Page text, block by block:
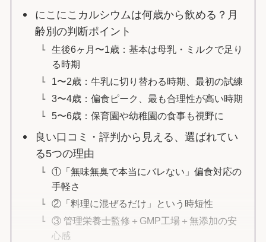
にこにこカルシウムは何歳から飲める？月
齢別の判断ポイント
生後6ヶ月〜1歳：基本は母乳・ミルクで足り
る時期
1〜2歳：牛乳に切り替わる時期、最初の試練
3〜4歳：偏食ピーク、最も合理性が高い時期
5〜6歳：保育園や幼稚園の食事も視野に
良い口コミ・評判から見える、選ばれてい
る5つの理由
①「無味無臭で本当にバレない」偏食対応の
手軽さ
②「料理に混ぜるだけ」という時短性
③ 管理栄養士監修＋GMP工場＋無添加の安
心感